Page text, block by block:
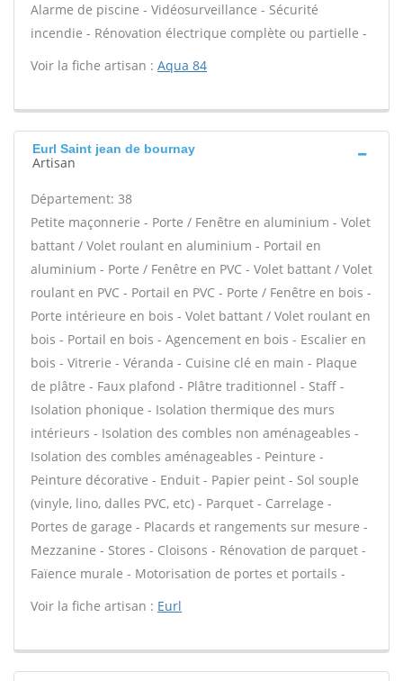
Alarme de piscine - Vidéosurveillance - Sécurité
incendie - Rénovation électrique complète ou partielle -
Voir la fiche artisan : Aqua 84
Eurl Saint jean de bournay
Artisan
Département: 38
Petite maçonnerie - Porte / Fenêtre en aluminium - Volet
battant / Volet roulant en aluminium - Portail en
aluminium - Porte / Fenêtre en PVC - Volet battant / Volet
roulant en PVC - Portail en PVC - Porte / Fenêtre en bois -
Porte intérieure en bois - Volet battant / Volet roulant en
bois - Portail en bois - Agencement en bois - Escalier en
bois - Vitrerie - Véranda - Cuisine clé en main - Plaque
de plâtre - Faux plafond - Plâtre traditionnel - Staff -
Isolation phonique - Isolation thermique des murs
intérieurs - Isolation des combles non aménageables -
Isolation des combles aménageables - Peinture -
Peinture décorative - Enduit - Papier peint - Sol souple
(vinyle, lino, dalles PVC, etc) - Parquet - Carrelage -
Portes de garage - Placards et rangements sur mesure -
Mezzanine - Stores - Cloisons - Rénovation de parquet -
Faïence murale - Motorisation de portes et portails -
Voir la fiche artisan : Eurl